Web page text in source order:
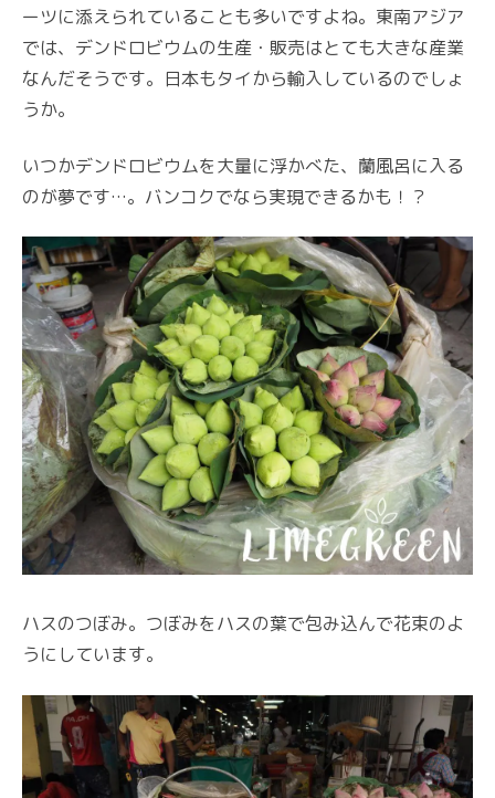
ーツに添えられていることも多いですよね。東南アジア
では、デンドロビウムの生産・販売はとても大きな産業
なんだそうです。日本もタイから輸入しているのでしょ
うか。
いつかデンドロビウムを大量に浮かべた、蘭風呂に入る
のが夢です…。バンコクでなら実現できるかも！？
ハスのつぼみ。つぼみをハスの葉で包み込んで花束のよ
うにしています。